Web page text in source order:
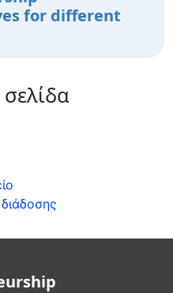
for different